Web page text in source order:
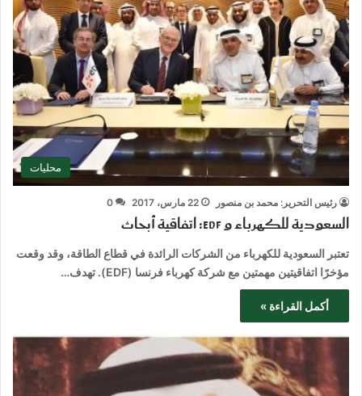
محليات
رئيس التحرير: محمد بن منصور 22 مارس، 2017 0
السعودية للكهرباء و EDF: اتفاقية أبحاث
تعتبر السعودية للكهرباء من الشركات الرائدة في قطاع الطاقة، وقد وقعت
مؤخرًا اتفاقيتين مهمتين مع شركة كهرباء فرنسا (EDF). تهدف…
أكمل القراءة »